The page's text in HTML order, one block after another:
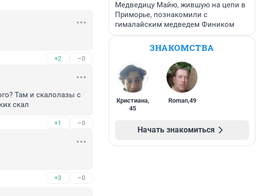
+2 –0
Там и скалолазы с
скал
+1 –0
+3 –0
Медведицу Майю, жившую на цепи в
Приморье, познакомили с
гималайским медведем Фиником
ЗНАКОМСТВА
Кристиана,
45
Roman,49
Начать знакомиться